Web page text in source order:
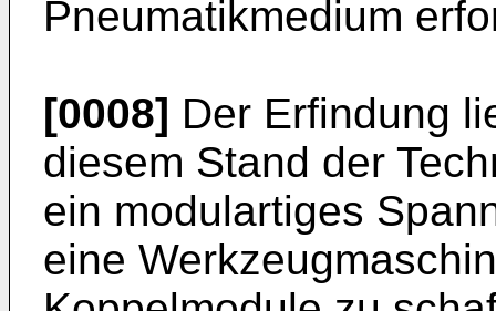
Pneumatikmedium
[0008] Der Erfindung
diesem Stand der
ein modulartiges
eine